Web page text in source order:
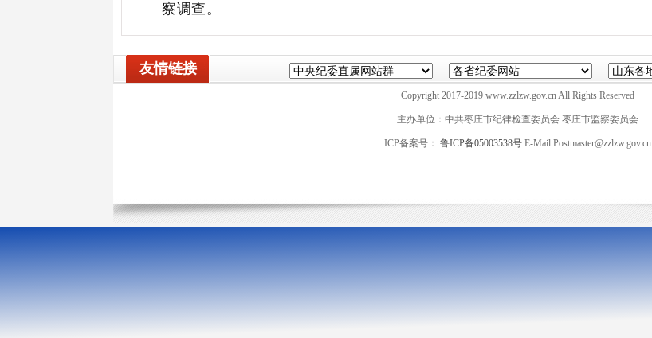
察调查。
友情链接
Copyright 2017-2019 www.zzlzw.gov.cn All Rights Reserved
主办单位：中共枣庄市纪律检查委员会 枣庄市监察委员会
ICP备案号： 鲁ICP备05003538号 E-Mail:Postmaster@zzlzw.gov.cn